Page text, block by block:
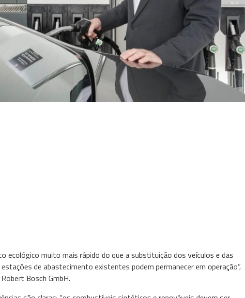
ecológico muito mais rápido do que a substituição dos veículos e das
de abastecimento existentes podem permanecer em operação”,
Bosch GmbH.